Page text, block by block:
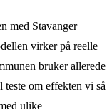
med Stavanger
virker på reelle
bruker allerede
om effekten vi så
ulike